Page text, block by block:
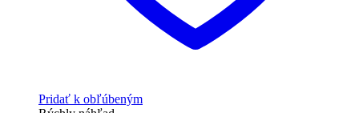
Pridať k obľúbeným